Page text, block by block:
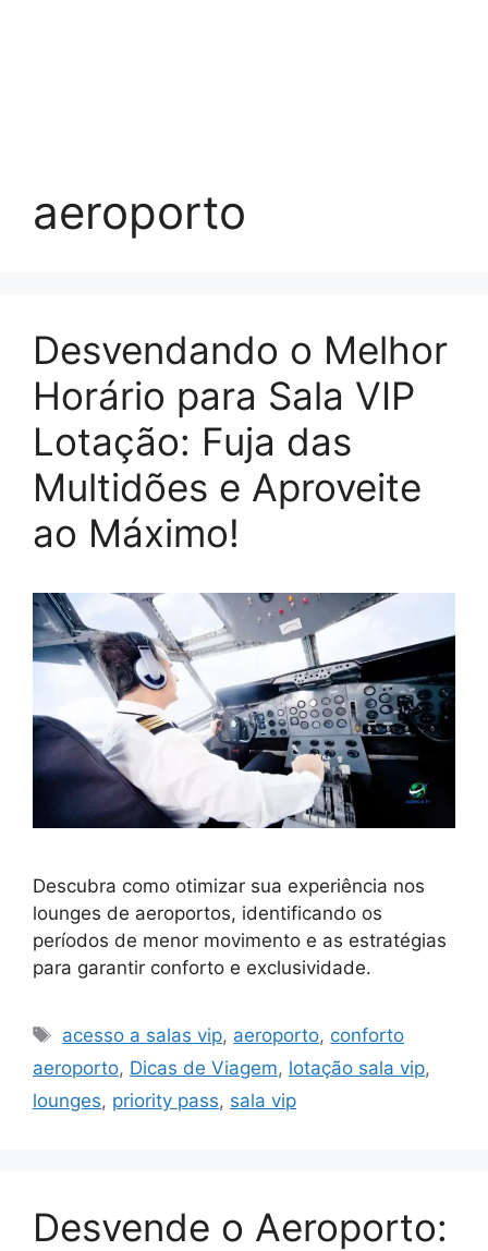
aeroporto
Desvendando o Melhor
Horário para Sala VIP
Lotação: Fuja das
Multidões e Aproveite
ao Máximo!
Descubra como otimizar sua experiência nos
lounges de aeroportos, identificando os
períodos de menor movimento e as estratégias
para garantir conforto e exclusividade.
Tags
acesso a salas vip, aeroporto, conforto
aeroporto, Dicas de Viagem, lotação sala vip,
lounges, priority pass, sala vip
Desvende o Aeroporto: